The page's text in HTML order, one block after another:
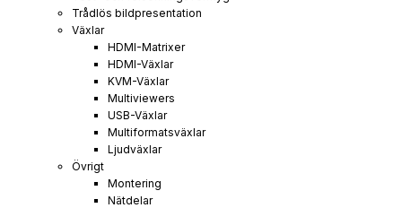
Trådlös bildpresentation
Växlar
HDMI-Matrixer
HDMI-Växlar
KVM-Växlar
Multiviewers
USB-Växlar
Multiformatsväxlar
Ljudväxlar
Övrigt
Montering
Nätdelar